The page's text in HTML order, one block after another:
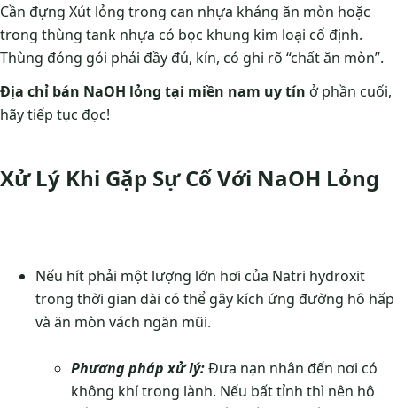
Cần đựng Xút lỏng trong can nhựa kháng ăn mòn hoặc
trong thùng tank nhựa có bọc khung kim loại cố định.
Thùng đóng gói phải đầy đủ, kín, có ghi rõ “chất ăn mòn”.
Địa chỉ bán NaOH lỏng tại miền nam uy tín ở phần cuối,
hãy tiếp tục đọc!
Xử Lý Khi Gặp Sự Cố Với NaOH Lỏng
Nếu hít phải một lượng lớn hơi của Natri hydroxit
trong thời gian dài có thể gây kích ứng đường hô hấp
và ăn mòn vách ngăn mũi.
Phương pháp xử lý:Đưa nạn nhân đến nơi có
không khí trong lành. Nếu bất tỉnh thì nên hô